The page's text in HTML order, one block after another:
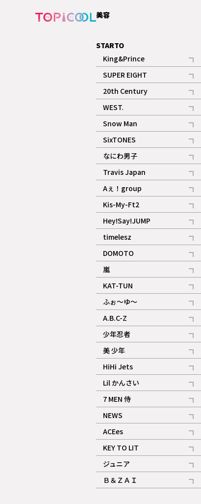
美容
STARTO
King&Prince
記事
SUPER EIGHT
記事
20th Century
記事
WEST.
記事
Snow Man
記事
ギャラリー
SixTONES
記事
ギャラリー
なにわ男子
記事
Travis Japan
記事
Aぇ！group
記事
Kis-My-Ft2
記事
ギャラリー
Hey!Say!JUMP
記事
timelesz
記事
DOMOTO
記事
嵐
記事
KAT-TUN
記事
ふぉ～ゆ～
記事
A.B.C-Z
記事
ギャラリー
少年忍者
記事
美 少年
記事
HiHi Jets
記事
Lil かんさい
記事
7 MEN 侍
記事
NEWS
記事
ACEes
記事
KEY TO LIT
記事
ジュニア
記事
Ｂ＆ＺＡＩ
記事